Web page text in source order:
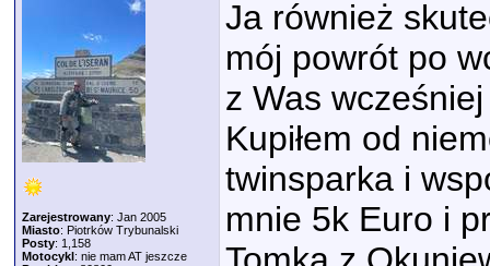
Zarejestrowany: Jan 2005
Miasto: Piotrków Trybunalski
Posty: 1,158
Motocykl: nie mam AT jeszcze
Ja również
mój powrót po
z Was
Kupiłem od
twinsparka i
mnie 5k Euro i